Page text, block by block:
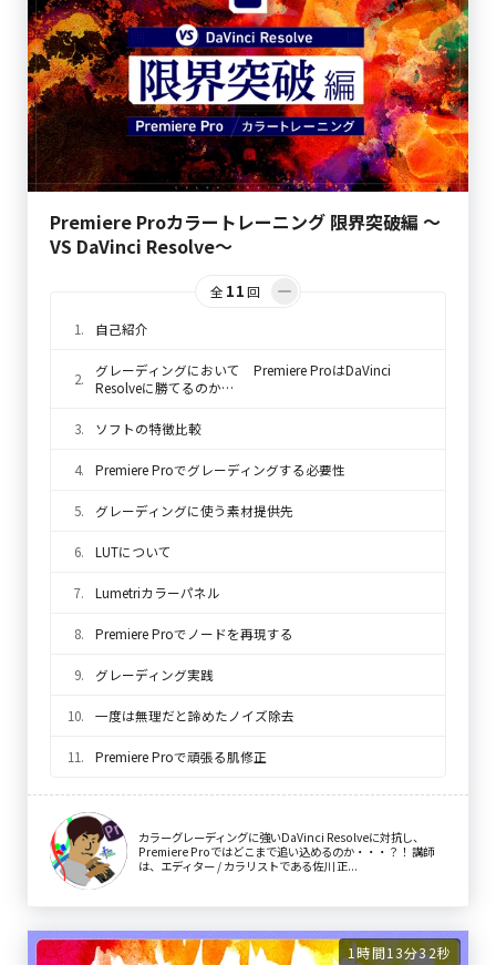
Premiere Proカラートレーニング 限界突破編 〜
VS DaVinci Resolve〜
全 11回
1.
自己紹介
2.
グレーディングにおいて Premiere ProはDaVinci
Resolveに勝てるのか…
3. ソフトの特徴比較
4. Premiere Proでグレーディングする必要性
5. グレーディングに使う素材提供先
6. LUTについて
7. Lumetriカラーパネル
8. Premiere Proでノードを再現する
9. グレーディング実践
10. 一度は無理だと諦めたノイズ除去
11. Premiere Proで頑張る肌修正
カラーグレーディングに強いDaVinci Resolveに対抗し、
Premiere Proではどこまで追い込めるのか・・・？！ 講師
は、エディター / カラリストである佐川 正...
1時間13分32秒